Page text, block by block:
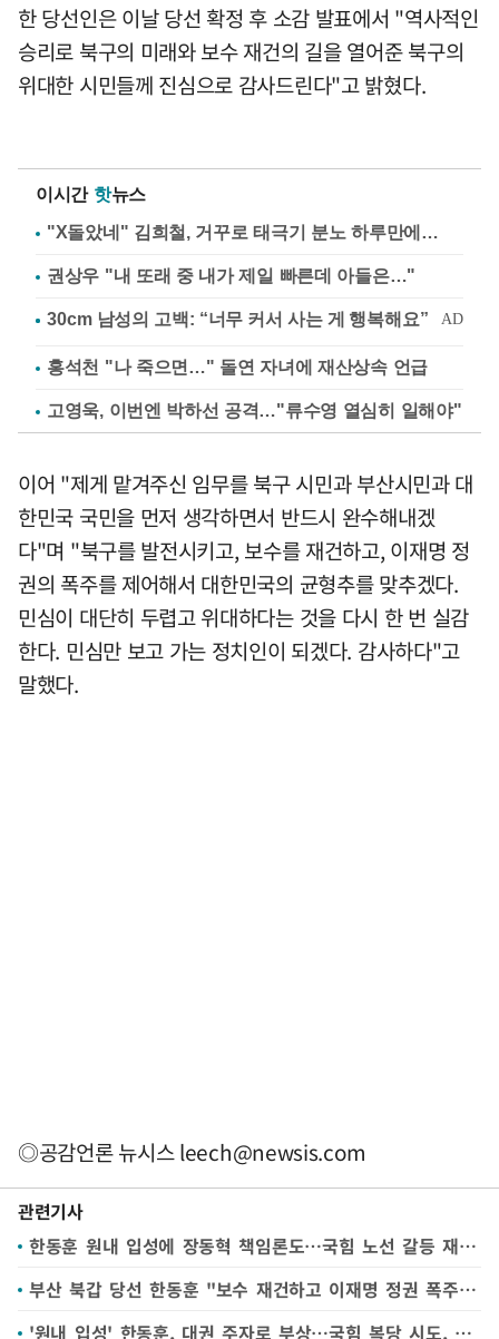
한 당선인은 이날 당선 확정 후 소감 발표에서 "역사적인
승리로 북구의 미래와 보수 재건의 길을 열어준 북구의
위대한 시민들께 진심으로 감사드린다"고 밝혔다.
이시간 핫뉴스
"X돌았네" 김희철, 거꾸로 태극기 분노 하루만에…
권상우 "내 또래 중 내가 제일 빠른데 아들은…"
홍석천 "나 죽으면…" 돌연 자녀에 재산상속 언급
고영욱, 이번엔 박하선 공격…"류수영 열심히 일해야"
이어 "제게 맡겨주신 임무를 북구 시민과 부산시민과 대
한민국 국민을 먼저 생각하면서 반드시 완수해내겠
다"며 "북구를 발전시키고, 보수를 재건하고, 이재명 정
권의 폭주를 제어해서 대한민국의 균형추를 맞추겠다.
민심이 대단히 두렵고 위대하다는 것을 다시 한 번 실감
한다. 민심만 보고 가는 정치인이 되겠다. 감사하다"고
말했다.
◎공감언론 뉴시스leech@newsis.com
관련기사
한동훈 원내 입성에 장동혁 책임론도…국힘 노선 갈등 재점화할 듯
부산 북갑 당선 한동훈 "보수 재건하고 이재명 정권 폭주 제어하겠다"
'원내 입성' 한동훈, 대권 주자로 부상…국힘 복당 시도, 보수 재건 목소리 높일 듯